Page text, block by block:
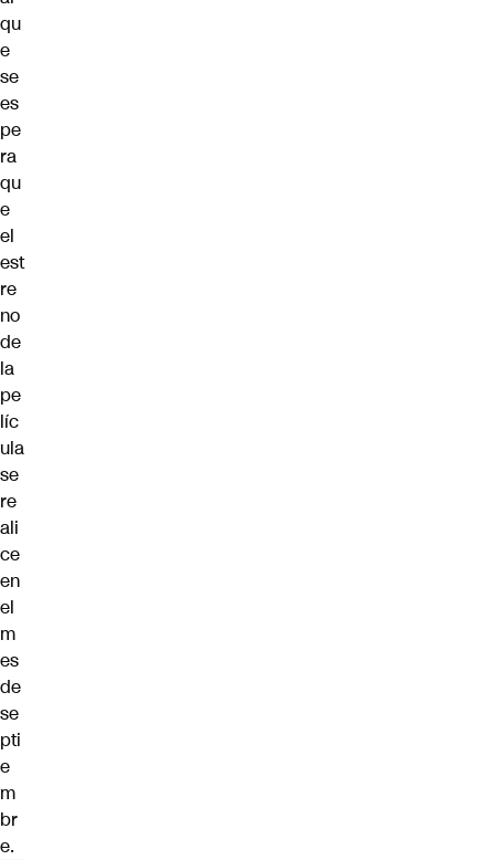
qu
e
se
es
pe
ra
qu
e
el
est
re
no
de
la
pe
líc
ula
se
re
ali
ce
en
el
m
es
de
se
pti
e
m
br
e.